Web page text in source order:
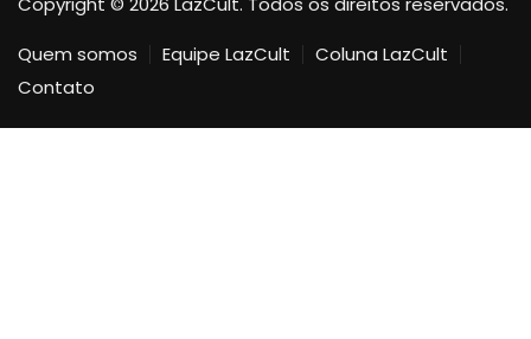
Quem somos
Equipe LazCult
Coluna LazCult
Contato